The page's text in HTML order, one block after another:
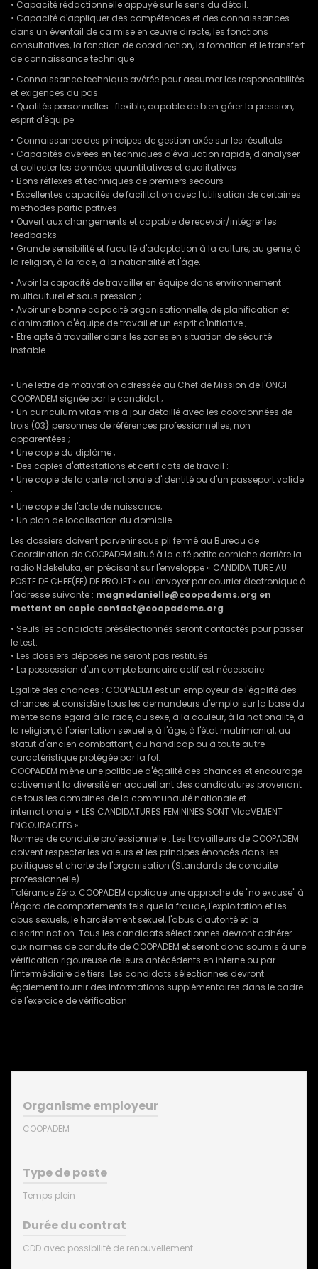
• Capacité rédactionnelle appuyé sur le sens du détail.
• Capacité d'appliquer des compétences et des connaissances
dans un éventail de ca mise en œuvre directe, les fonctions
consultatives, la fonction de coordination, la fomation et le transfert
de connaissance technique
• Connaissance technique avérée pour assumer les responsabilités
et exigences du pas
• Qualités personnelles : flexible, capable de bien gérer la pression,
esprit d'équipe
• Connaissance des principes de gestion axée sur les résultats
• Capacités avérées en techniques d'évaluation rapide, d'analyser
et collecter les données quantitatives et qualitatives
• Bons réflexes et techniques de premiers secours
• Excellentes capacités de facilitation avec l'utilisation de certaines
méthodes participatives
• Ouvert aux changements et capable de recevoir/intégrer les
feedbacks
• Grande sensibilité et faculté d'adaptation à la culture, au genre, à
la religion, à la race, à la nationalité et l'âge.
• Avoir la capacité de travailler en équipe dans environnement
multiculturel et sous pression ;
• Avoir une bonne capacité organisationnelle, de planification et
d'animation d'équipe de travail et un esprit d'initiative ;
• Etre apte à travailler dans les zones en situation de sécurité
instable.
• Une lettre de motivation adressée au Chef de Mission de l'ONGI
COOPADEM signée par le candidat ;
• Un curriculum vitae mis à jour détaillé avec les coordonnées de
trois (03} personnes de références professionnelles, non
apparentées ;
• Une copie du diplôme ;
• Des copies d'attestations et certificats de travail :
• Une copie de la carte nationale d'identité ou d'un passeport valide
:
• Une copie de l'acte de naissance;
• Un plan de localisation du domicile.
Les dossiers doivent parvenir sous pli fermé au Bureau de
Coordination de COOPADEM situé à la cité petite corniche derrière la
radio Ndekeluka, en précisant sur l'enveloppe « CANDIDA TURE AU
POSTE DE CHEF(FE) DE PROJET» ou l'envoyer par courrier électronique à
l'adresse suivante : magnedanielle@coopadems.org en
mettant en copie contact@coopadems.org
• Seuls les candidats présélectionnés seront contactés pour passer
le test.
• Les dossiers déposés ne seront pas restitués.
• La possession d'un compte bancaire actif est nécessaire.
Egalité des chances : COOPADEM est un employeur de l'égalité des
chances et considère tous les demandeurs d'emploi sur la base du
mérite sans égard à la race, au sexe, à la couleur, à la nationalité, à
la religion, à l'orientation sexuelle, à l'âge, à l'état matrimonial, au
statut d'ancien combattant, au handicap ou à toute autre
caractéristique protégée par la fol.
COOPADEM mène une politique d'égalité des chances et encourage
activement la diversité en accueillant des candidatures provenant
de tous les domaines de la communauté nationale et
internationale. « LES CANDIDATURES FEMININES SONT VIccVEMENT
ENCOURAGEES »
Normes de conduite professionnelle : Les travailleurs de COOPADEM
doivent respecter les valeurs et les principes énoncés dans les
politiques et charte de l'organisation (Standards de conduite
professionnelle).
Tolérance Zéro: COOPADEM applique une approche de "no excuse" à
l'égard de comportements tels que la fraude, l'exploitation et les
abus sexuels, le harcèlement sexuel, l'abus d'autorité et la
discrimination. Tous les candidats sélectionnes devront adhérer
aux normes de conduite de COOPADEM et seront donc soumis à une
vérification rigoureuse de leurs antécédents en interne ou par
l'intermédiaire de tiers. Les candidats sélectionnes devront
également fournir des Informations supplémentaires dans le cadre
de l'exercice de vérification.
Organisme employeur
COOPADEM
Type de poste
Temps plein
Durée du contrat
CDD avec possibilité de renouvellement